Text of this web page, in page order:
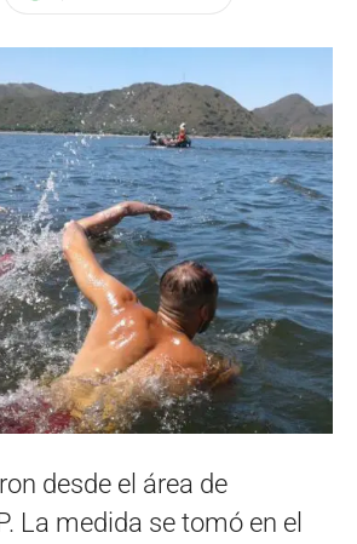
desde el área de
La medida se tomó en el